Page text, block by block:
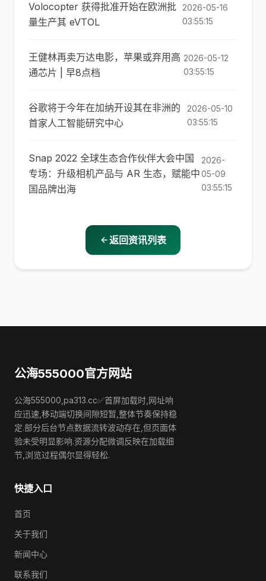
Volocopter 获得批准开始在欧洲批
量生产其 eVTOL
2026-05-16
03:55:15
王健林再卖万达电影，苹果或弃用高
通芯片 | 早8点档
2026-05-12
03:55:15
谷歌将于今年在加纳开设其在非洲的
首家人工智能研究中心
2026-05-10
03:55:15
Snap 2022 全球生态合作伙伴大会中国
专场：升级相机产品与 AR 生态，赋能中
国品牌出海
2026-
05-09
03:55:15
返回资讯列表
公海555000官方网站
公海555000,pa313.cc✅首屏加载时,网址响
应迅速,移动端切换间隙短暂,整体节奏保持稳
定.部分后台节点数据流转波动存在,但页面体
验未受明显影响.资源分配微调反映在加载细
节,浏览过程偶尔显得轻松.
快捷入口
首页
关于我们
新闻中心
联系我们